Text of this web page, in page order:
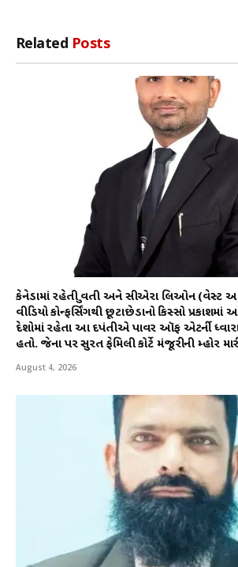
Related Posts
કેનેડામાં રહેતી યુવતી અને સીએરા લિઓન (વેસ્ટ
વીડિયો કોન્ફર્સિંગથી છૂટાછેડાનો કિસ્સો
દેશોમાં રહેતા આ દપંતીએ પાવર ઑફ એટર્ની ધ્વારા
હતો. જેના પર સુરત ફેમિલી કોર્ટે મંજૂરીની મ્હોર
August 4, 2026